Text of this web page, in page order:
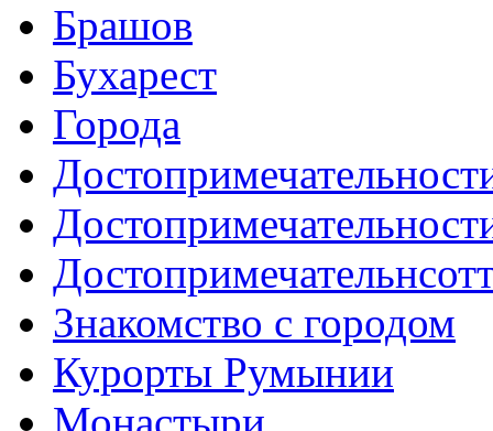
Брашов
Бухарест
Города
Знакомство с городом
Курорты Румынии